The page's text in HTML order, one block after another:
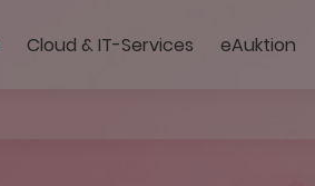
Cloud & IT-Services eAuktion